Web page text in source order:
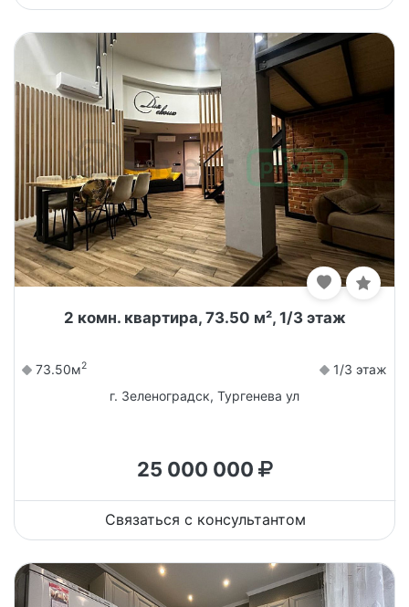
2 комн. квартира, 73.50 м², 1/3 этаж
73.50м2
1/3 этаж
г. Зеленоградск, Тургенева ул
25 000 000
Связаться с консультантом